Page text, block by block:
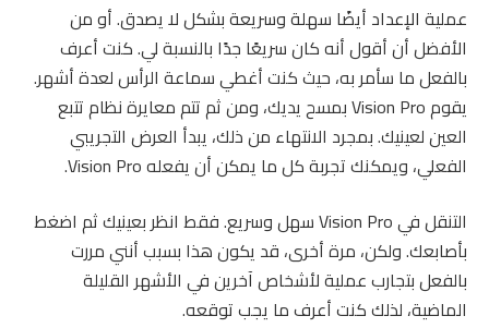
عملية الإعداد أيضًا سهلة وسريعة بشكل لا يصدق. أو من
الأفضل أن أقول أنه كان سريعًا جدًا بالنسبة لي. كنت أعرف
بالفعل ما سأمر به، حيث كنت أغطي سماعة الرأس لعدة أشهر.
يقوم Vision Pro بمسح يديك، ومن ثم تتم معايرة نظام تتبع
العين لعينيك. بمجرد الانتهاء من ذلك، يبدأ العرض التجريبي
الفعلي، ويمكنك تجربة كل ما يمكن أن يفعله Vision Pro.
التنقل في Vision Pro سهل وسريع. فقط انظر بعينيك ثم اضغط
بأصابعك. ولكن، مرة أخرى، قد يكون هذا بسبب أنني مررت
بالفعل بتجارب عملية لأشخاص آخرين في الأشهر القليلة
الماضية، لذلك كنت أعرف ما يجب توقعه.